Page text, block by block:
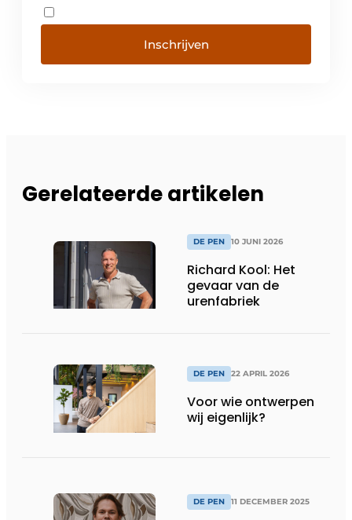
Inschrijven
Gerelateerde artikelen
DE PEN 10 JUNI 2026
Richard Kool: Het
gevaar van de
urenfabriek
DE PEN 22 APRIL 2026
Voor wie ontwerpen
wij eigenlijk?
DE PEN 11 DECEMBER 2025